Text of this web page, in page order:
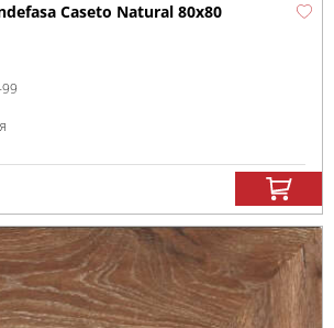
Caseto Natural 80x80